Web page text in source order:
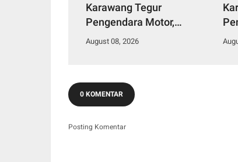
Karawang Tegur
Pengendara Motor,
Ingatkan Bahaya Ugal-
August 08, 2026
0 KOMENTAR
Posting Komentar